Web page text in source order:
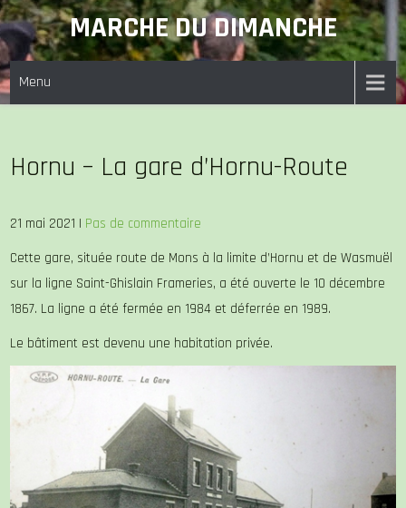
Skip
to
content
MARCHE DU DIMANCHE
Menu
Hornu – La gare d’Hornu-Route
21 mai 2021 | Pas de commentaire
Cette gare, située route de Mons à la limite d’Hornu et de Wasmuël
sur la ligne Saint-Ghislain Frameries, a été ouverte le 10 décembre
1867. La ligne a été fermée en 1984 et déferrée en 1989.
Le bâtiment est devenu une habitation privée.